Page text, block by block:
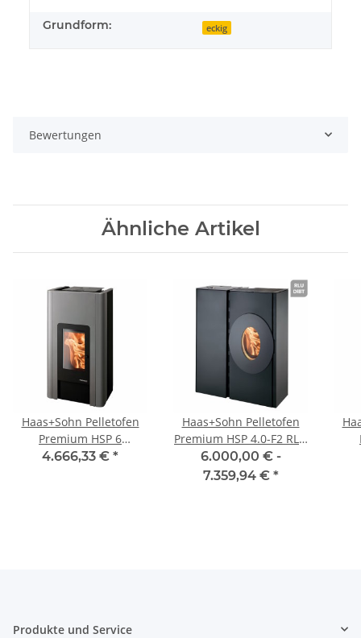
Grundform: eckig
Bewertungen
Ähnliche Artikel
Haas+Sohn Pelletofen
Premium HSP 6
PALLAZZA III
4.666,33 € *
Haas+Sohn Pelletofen
Premium HSP 4.0-F2 RLU
KV inkl. 2R TÜR OVAL
6.000,00 € -
7.359,94 € *
Produkte und Service